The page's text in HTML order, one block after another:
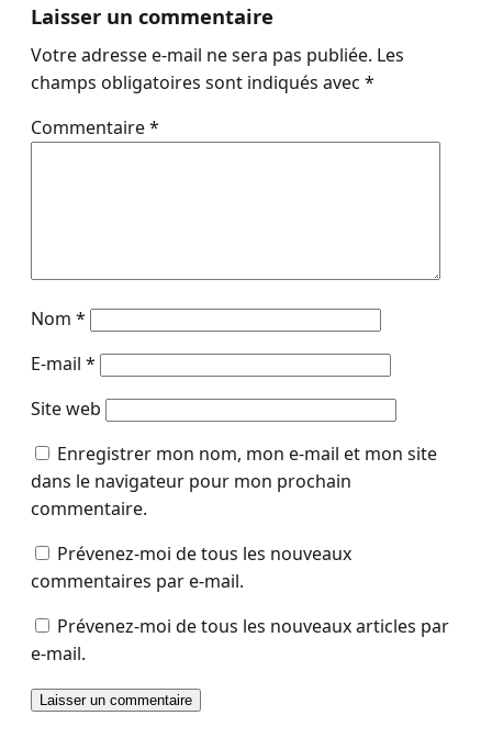
Laisser un commentaire
Votre adresse e-mail ne sera pas publiée. Les
champs obligatoires sont indiqués avec *
Commentaire*
Nom *
E-mail *
Site web
Enregistrer mon nom, mon e-mail et mon site
dans le navigateur pour mon prochain
commentaire.
Prévenez-moi de tous les nouveaux
commentaires par e-mail.
Prévenez-moi de tous les nouveaux articles par
e-mail.